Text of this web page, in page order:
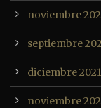
noviembre
septiembre
diciembre 2021
noviembre